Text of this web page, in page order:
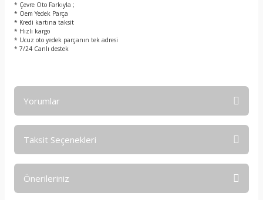
* Çevre Oto Farkıyla ;
* Oem Yedek Parça
* Kredi kartına taksit
* Hızlı kargo
* Ucuz oto yedek parçanın tek adresi
* 7/24 Canlı destek
Yorumlar
Taksit Seçenekleri
Önerileriniz